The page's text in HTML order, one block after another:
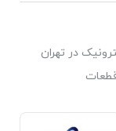
در تهران